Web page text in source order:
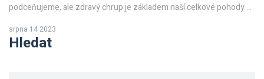
podceňujeme, ale zdravý chrup je základem naší celkové pohody a
a případná rekonstrukce mohou přispět k našemu celkovému zdraví
a krásnému úsměvu. Připojte se k nám a naučte se více o důležitosti
srpna 14 2023
Hledat